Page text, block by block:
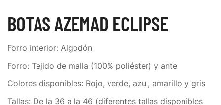
BOTAS AZEMAD ECLIPSE
Forro interior: Algodón
Forro: Tejido de malla (100% poliéster) y ante
Colores disponibles: Rojo, verde, azul, amarillo y gris
Tallas: De la 36 a la 46 (diferentes tallas disponibles